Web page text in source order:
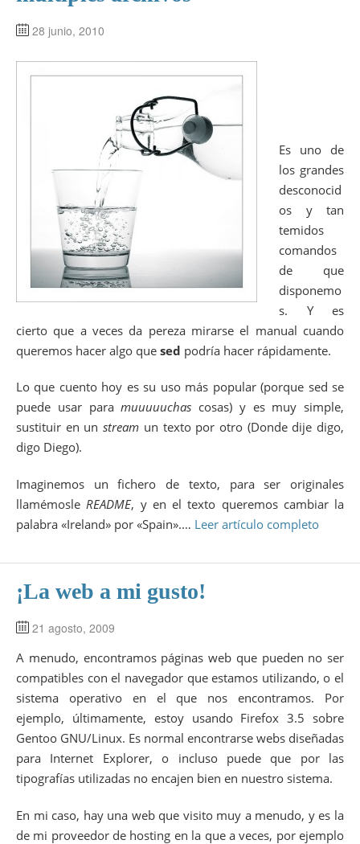
28 junio, 2010
Es uno de
los grandes
desconocid
os y tan
temidos
comandos
de que
disponemo
s. Y es
cierto que a veces da pereza mirarse el manual cuando
queremos hacer algo que sed podría hacer rápidamente.
Lo que cuento hoy es su uso más popular (porque sed se
puede usar paramuuuuuchas cosas) y es muy simple,
sustituir en unstream un texto por otro (Donde dije digo,
digo Diego).
Imaginemos un fichero de texto, para ser originales
llamémosle README, y en el texto queremos cambiar la
palabra «Ireland» por «Spain».… Leer artículo completo
¡La web a mi gusto!
21 agosto, 2009
A menudo, encontramos páginas web que pueden no ser
compatibles con el navegador que estamos utilizando, o el
sistema operativo en el que nos encontramos. Por
ejemplo, últimamente, estoy usando Firefox 3.5 sobre
Gentoo GNU/Linux. Es normal encontrarse webs diseñadas
para Internet Explorer, o incluso puede que por las
tipografías utilizadas no encajen bien en nuestro sistema.
En mi caso, hay una web que visito muy a menudo, y es la
de mi proveedor de hosting en la que a veces, por ejemplo